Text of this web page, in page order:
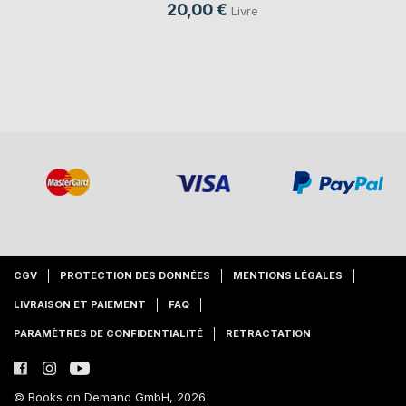
20,00 € Livre
CGV PROTECTION DES DONNÉES MENTIONS LÉGALES
LIVRAISON ET PAIEMENT FAQ
PARAMÈTRES DE CONFIDENTIALITÉ RETRACTATION
© Books on Demand GmbH, 2026